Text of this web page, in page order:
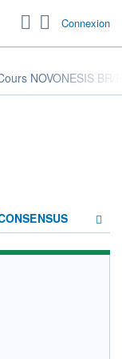
Connexion
NOVONESIS BR/